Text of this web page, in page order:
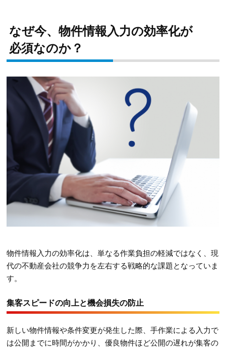
なぜ今、物件情報入力の効率化が
必須なのか？
物件情報入力の効率化は、単なる作業負担の軽減ではなく、現
代の不動産会社の競争力を左右する戦略的な課題となっていま
す。
集客スピードの向上と機会損失の防止
新しい物件情報や条件変更が発生した際、手作業による入力で
は公開までに時間がかかり、優良物件ほど公開の遅れが集客の